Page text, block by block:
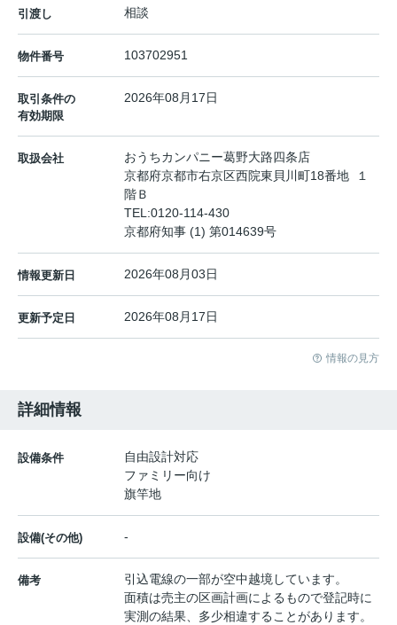
引渡し 相談
物件番号 103702951
取引条件の
有効期限
2026年08月17日
取扱会社
おうちカンパニー葛野大路四条店
京都府京都市右京区西院東貝川町18番地 １
階Ｂ
TEL:0120-114-430
京都府知事 (1) 第014639号
情報更新日 2026年08月03日
更新予定日 2026年08月17日
情報の見方
詳細情報
設備条件
自由設計対応
ファミリー向け
旗竿地
設備(その他) -
備考
引込電線の一部が空中越境しています。
面積は売主の区画計画によるもので登記時に
実測の結果、多少相違することがあります。